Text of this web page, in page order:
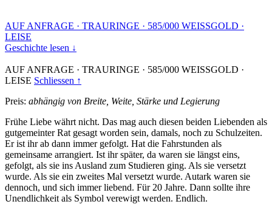
AUF ANFRAGE · TRAURINGE · 585/000 WEISSGOLD ·
LEISE
Geschichte lesen ↓
AUF ANFRAGE · TRAURINGE · 585/000 WEISSGOLD ·
LEISE Schliessen ↑
Preis: abhängig von Breite, Weite, Stärke und Legierung
Frühe Liebe währt nicht. Das mag auch diesen beiden Liebenden als
gutgemeinter Rat gesagt worden sein, damals, noch zu Schulzeiten.
Er ist ihr ab dann immer gefolgt. Hat die Fahrstunden als
gemeinsame arrangiert. Ist ihr später, da waren sie längst eins,
gefolgt, als sie ins Ausland zum Studieren ging. Als sie versetzt
wurde. Als sie ein zweites Mal versetzt wurde. Autark waren sie
dennoch, und sich immer liebend. Für 20 Jahre. Dann sollte ihre
Unendlichkeit als Symbol verewigt werden. Endlich.